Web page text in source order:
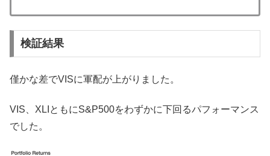
検証結果
僅かな差でVISに軍配が上がりました。
VIS、XLIともにS&P500をわずかに下回るパフォーマンス
でした。